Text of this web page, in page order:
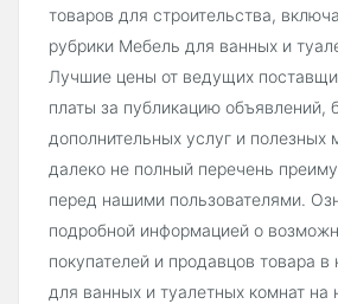
товаров для строительства,
рубрики Мебель для ванных и
Лучшие цены от ведущих
платы за публикацию объявлений,
дополнительных услуг и полезных
далеко не полный перечень
перед нашими пользователями.
подробной информацией о
покупателей и продавцов товара в
для ванных и туалетных комнат на